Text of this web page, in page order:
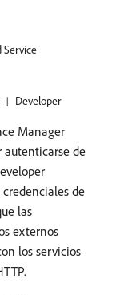
Service
Developer
Manager
autenticarse de
credenciales de
las
externos
los servicios